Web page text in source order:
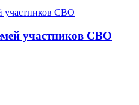
участников СВО